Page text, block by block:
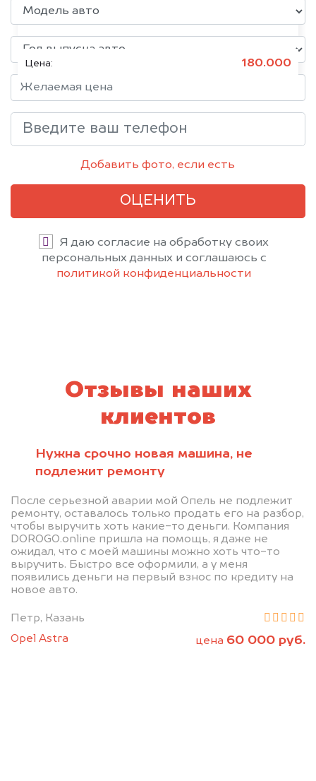
Цена: 180.000
Добавить фото, если есть
ОЦЕНИТЬ
Я даю согласие на обработку своих
персональных данных и соглашаюсь с
политикой конфиденциальности
Отзывы наших
клиентов
Нужна срочно новая машина, не
подлежит ремонту
После серьезной аварии мой Опель не подлежит
ремонту, оставалось только продать его на разбор,
чтобы выручить хоть какие-то деньги. Компания
DOROGO.online пришла на помощь, я даже не
ожидал, что с моей машины можно хоть что-то
выручить. Быстро все оформили, а у меня
появились деньги на первый взнос по кредиту на
новое авто.
Петр, Казань
Opel Astra
цена 60 000 руб.